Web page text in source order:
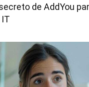
de AddYou